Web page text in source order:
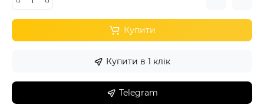
Купити
Купити в 1 клік
Telegram